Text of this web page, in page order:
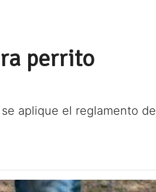
perrito
aplique el reglamento de